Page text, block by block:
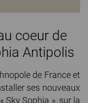
coeur de
Antipolis
de France et
ses nouveaux
Sky Sophia », sur la